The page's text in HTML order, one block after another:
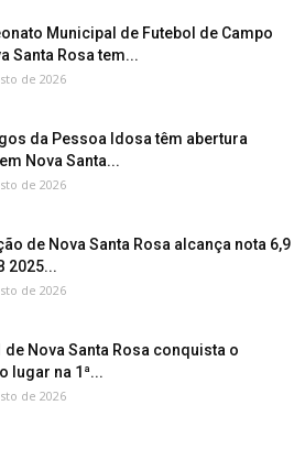
Municipal de Futebol de Campo
Santa Rosa tem...
de 2026
da Pessoa Idosa têm abertura
Nova Santa...
de 2026
de Nova Santa Rosa alcança nota 6,9
2025...
de 2026
de Nova Santa Rosa conquista o
lugar na 1ª...
de 2026